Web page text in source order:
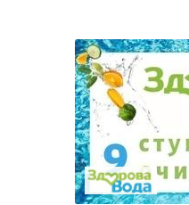
доглядальниці, ремонт
акваріумів і т. д. Ремонт
порятунком: вам не
для того, щоб
додому в такому випадку
оперативним, ніж послуги
Побутові послуги в
компаній, які допоможуть вам
в ньому знаходиться, у